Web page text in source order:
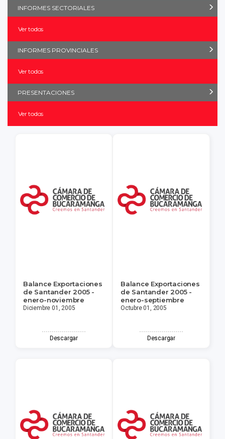
INFORMES SECTORIALES
Ver todos
INFORMES PROVINCIALES
Ver todos
PRESENTACIONES
Ver todos
Balance Exportaciones
de Santander 2005 -
enero-noviembre
Diciembre 01, 2005
Descargar
Balance Exportaciones
de Santander 2005 -
enero-septiembre
Octubre 01, 2005
Descargar